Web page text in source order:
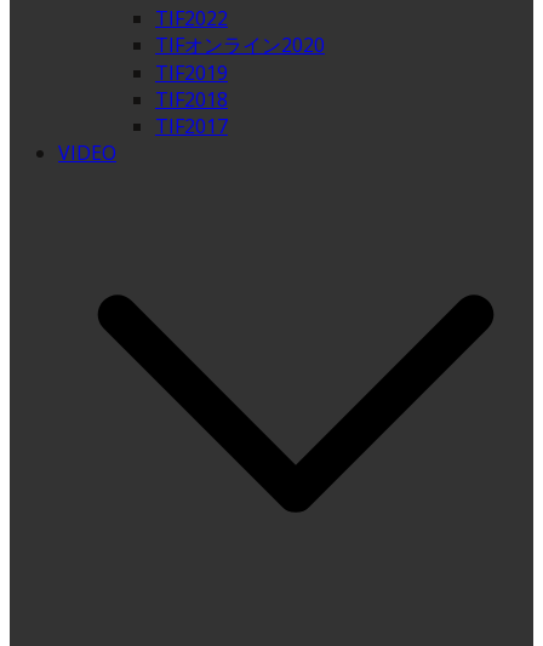
TIF2022
TIFオンライン2020
TIF2019
TIF2018
TIF2017
VIDEO